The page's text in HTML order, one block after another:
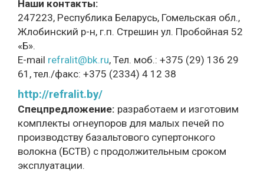
Наши контакты:
247223, Республика Беларусь, Гомельская обл.,
Жлобинский р-н, г.п. Стрешин ул. Пробойная 52
«Б».
E-mail refralit@bk.ru, Тел. моб.: +375 (29) 136 29
61, тел./факс: +375 (2334) 4 12 38
http://refralit.by/
Спецпредложение: разработаем и изготовим
комплекты огнеупоров для малых печей по
производству базальтового супертонкого
волокна (БСТВ) с продолжительным сроком
эксплуатации.